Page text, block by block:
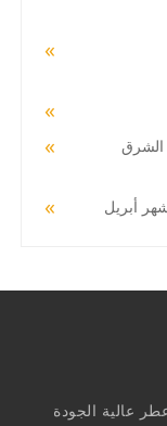
الشرق
أبريل
عالية الجودة